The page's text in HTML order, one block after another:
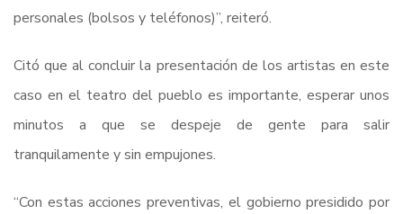
personales (bolsos y teléfonos)”, reiteró.
Citó que al concluir la presentación de los artistas en este
caso en el teatro del pueblo es importante, esperar unos
minutos a que se despeje de gente para salir
tranquilamente y sin empujones.
“Con estas acciones preventivas, el gobierno presidido por